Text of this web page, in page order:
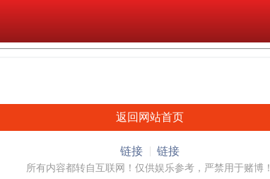
返回网站首页
链接 链接
所有内容都转自互联网！仅供娱乐参考，严禁用于赌博！